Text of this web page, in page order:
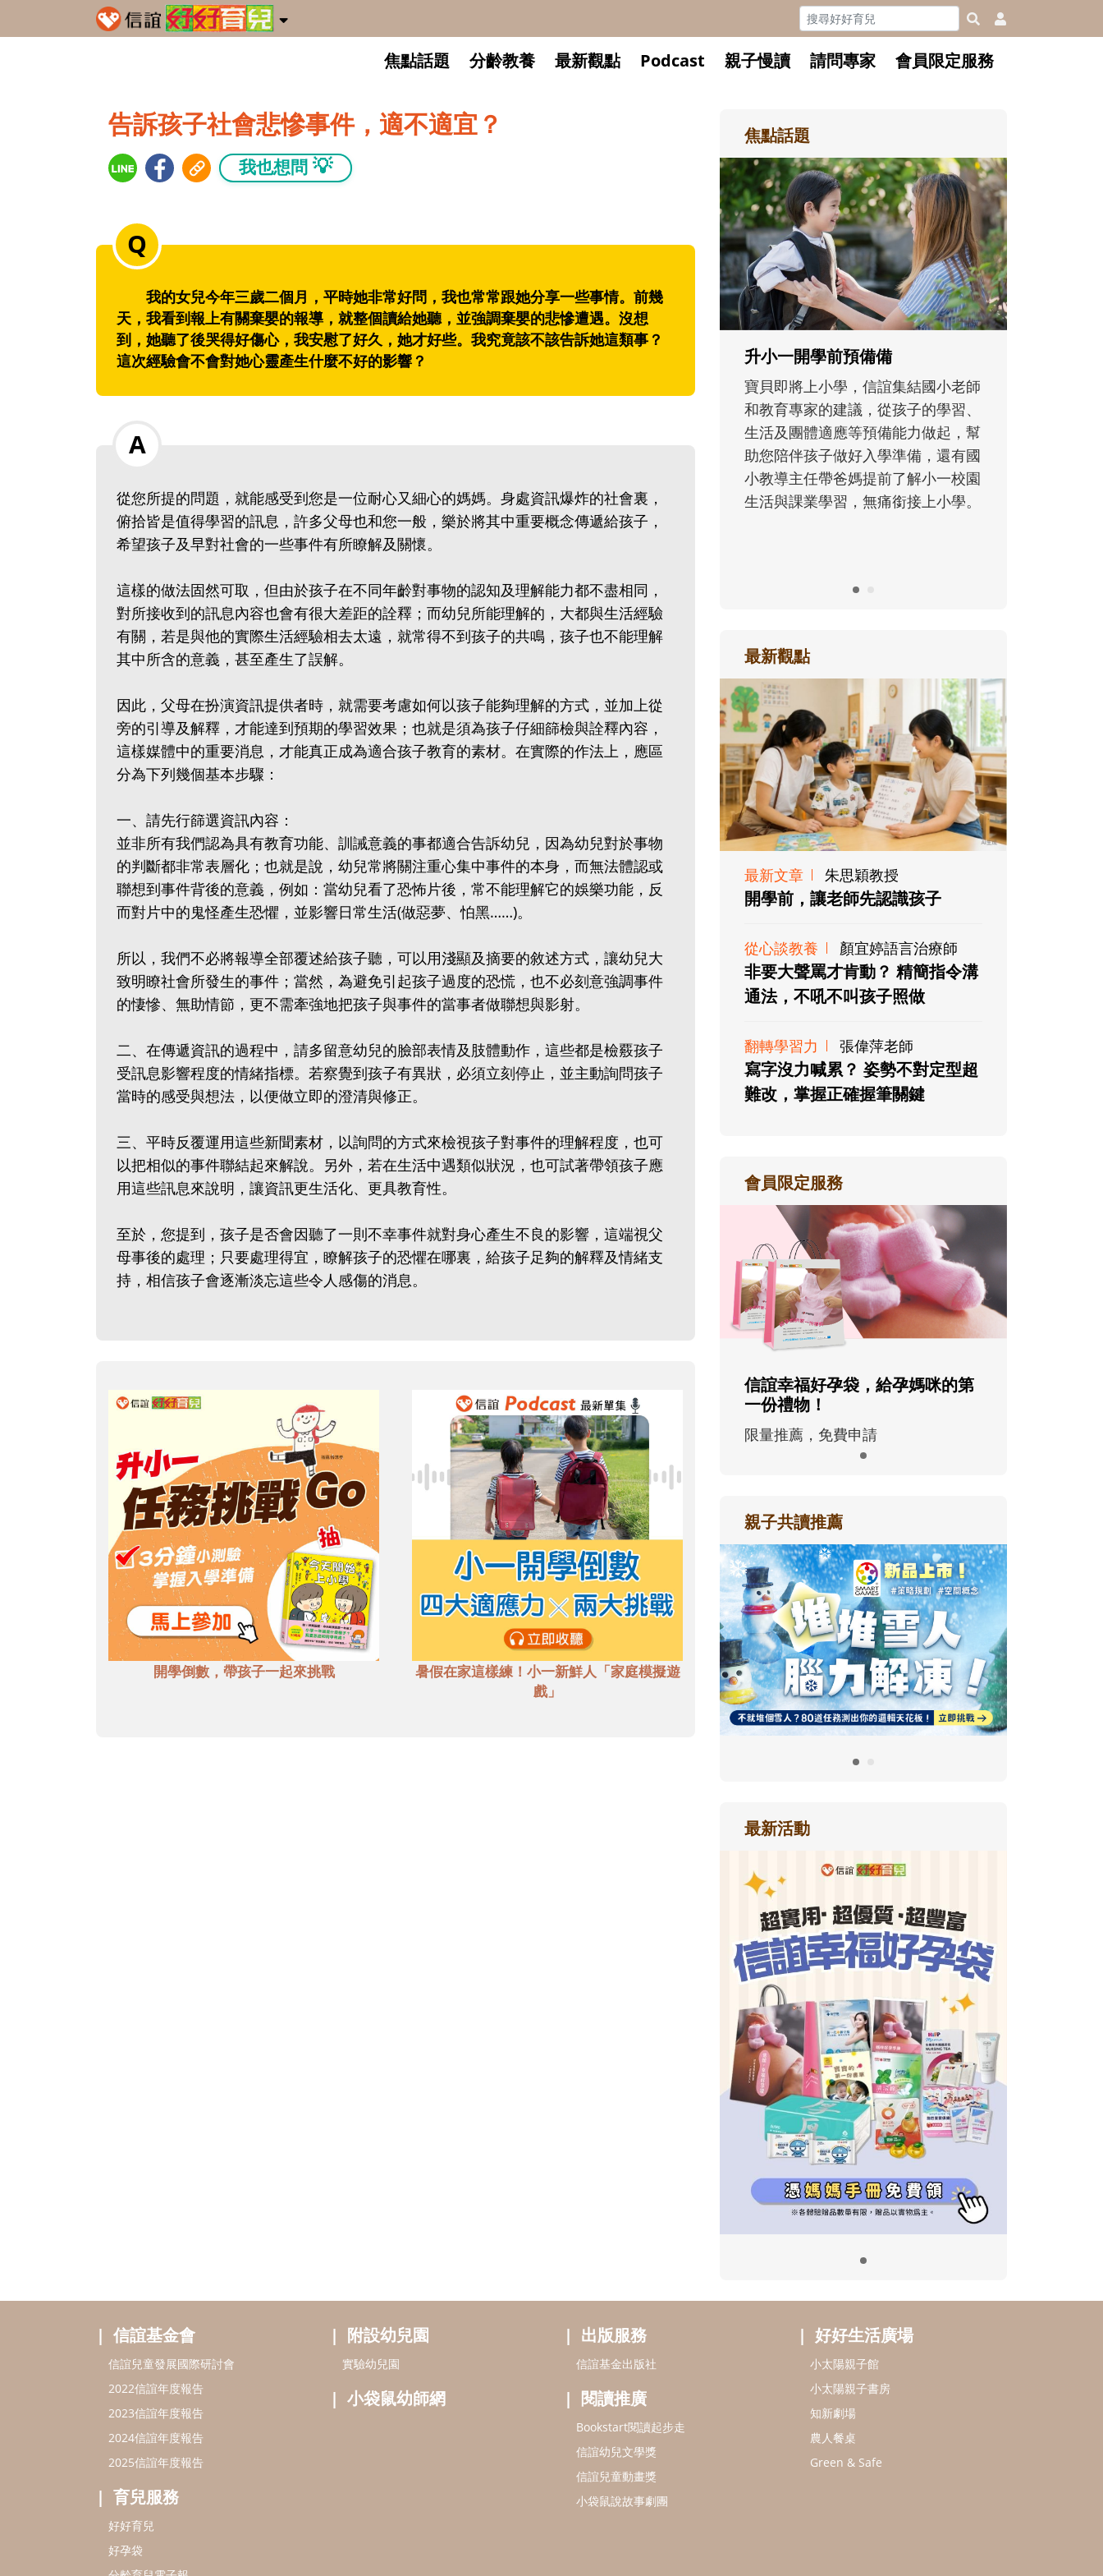
焦點話題 分齡教養 最新觀點 Podcast 親子慢讀 請問專家 會員限定服務
告訴孩子社會悲慘事件，適不適宜？
我也想問 💡
我的女兒今年三歲二個月，平時她非常好問，我也常常跟她分享一些事情。前幾
天，我看到報上有關棄嬰的報導，就整個讀給她聽，並強調棄嬰的悲慘遭遇。沒想
到，她聽了後哭得好傷心，我安慰了好久，她才好些。我究竟該不該告訴她這類事？
這次經驗會不會對她心靈產生什麼不好的影響？
從您所提的問題，就能感受到您是一位耐心又細心的媽媽。身處資訊爆炸的社會裏，
俯拾皆是值得學習的訊息，許多父母也和您一般，樂於將其中重要概念傳遞給孩子，
希望孩子及早對社會的一些事件有所瞭解及關懷。
這樣的做法固然可取，但由於孩子在不同年齡對事物的認知及理解能力都不盡相同，
對所接收到的訊息內容也會有很大差距的詮釋；而幼兒所能理解的，大都與生活經驗
有關，若是與他的實際生活經驗相去太遠，就常得不到孩子的共鳴，孩子也不能理解
其中所含的意義，甚至產生了誤解。
因此，父母在扮演資訊提供者時，就需要考慮如何以孩子能夠理解的方式，並加上從
旁的引導及解釋，才能達到預期的學習效果；也就是須為孩子仔細篩檢與詮釋內容，
這樣媒體中的重要消息，才能真正成為適合孩子教育的素材。在實際的作法上，應區
分為下列幾個基本步驟：
一、請先行篩選資訊內容：
並非所有我們認為具有教育功能、訓誡意義的事都適合告訴幼兒，因為幼兒對於事物
的判斷都非常表層化；也就是說，幼兒常將關注重心集中事件的本身，而無法體認或
聯想到事件背後的意義，例如：當幼兒看了恐怖片後，常不能理解它的娛樂功能，反
而對片中的鬼怪產生恐懼，並影響日常生活(做惡夢、怕黑……)。
所以，我們不必將報導全部覆述給孩子聽，可以用淺顯及摘要的敘述方式，讓幼兒大
致明瞭社會所發生的事件；當然，為避免引起孩子過度的恐慌，也不必刻意強調事件
的悽慘、無助情節，更不需牽強地把孩子與事件的當事者做聯想與影射。
二、在傳遞資訊的過程中，請多留意幼兒的臉部表情及肢體動作，這些都是檢覈孩子
受訊息影響程度的情緒指標。若察覺到孩子有異狀，必須立刻停止，並主動詢問孩子
當時的感受與想法，以便做立即的澄清與修正。
三、平時反覆運用這些新聞素材，以詢問的方式來檢視孩子對事件的理解程度，也可
以把相似的事件聯結起來解說。另外，若在生活中遇類似狀況，也可試著帶領孩子應
用這些訊息來說明，讓資訊更生活化、更具教育性。
至於，您提到，孩子是否會因聽了一則不幸事件就對身心產生不良的影響，這端視父
母事後的處理；只要處理得宜，瞭解孩子的恐懼在哪裏，給孩子足夠的解釋及情緒支
持，相信孩子會逐漸淡忘這些令人感傷的消息。
開學倒數，帶孩子一起來挑戰
暑假在家這樣練！小一新鮮人「家庭模擬遊
戲」
焦點話題
寶貝即將上小學，信誼集結國小老師
生活與課業學習，無痛銜接上小學。
和孩子一起長大的那個男人│讀
懂父親的不同模樣
沒有人天生就擅長當爸爸！男人總是
在一次次「前所未有」的體驗中，跟
著孩子一起長大。從給予安全感的肢
體遊戲，到獨立自主、角色認同及解
決問題的能力養成。爸爸正嘗試用不
同的模樣，參與孩子每個重要的成長
歷程。
最新觀點
最新文章 朱思穎教授
開學前，讓老師先認識孩子
從心談教養 顏宜婷語言治療師
非要大聲罵才肯動？ 精簡指令溝
通法，不吼不叫孩子照做
翻轉學習力 張偉萍老師
寫字沒力喊累？ 姿勢不對定型超
難改，掌握正確握筆關鍵
會員限定服務
信誼幸福好孕袋，給孕媽咪的第
一份禮物！
限量推薦，免費申請
親子共讀推薦
最新活動
信誼基金會
信誼兒童發展國際研討會
2022信誼年度報告
2023信誼年度報告
2024信誼年度報告
2025信誼年度報告
育兒服務
好好育兒
好孕袋
附設幼兒園
實驗幼兒園
小袋鼠幼師網
出版服務
信誼基金出版社
閱讀推廣
Bookstart閱讀起步走
信誼幼兒文學獎
信誼兒童動畫獎
小袋鼠說故事劇團
好好生活廣場
小太陽親子館
小太陽親子書房
知新劇場
農人餐桌
Green & Safe